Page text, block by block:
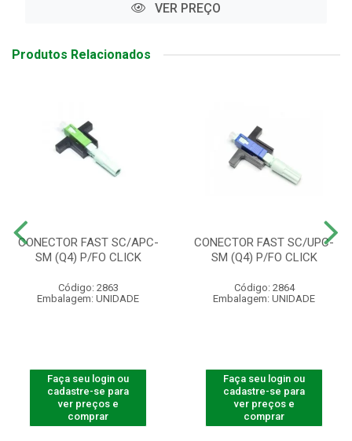
VER PREÇO
Produtos Relacionados
CONECTOR FAST SC/APC-
SM (Q4) P/FO CLICK
Código: 2863
Embalagem: UNIDADE
Faça seu login ou
cadastre-se para
ver preços e
comprar
CONECTOR FAST SC/UPC-
SM (Q4) P/FO CLICK
Código: 2864
Embalagem: UNIDADE
Faça seu login ou
cadastre-se para
ver preços e
comprar